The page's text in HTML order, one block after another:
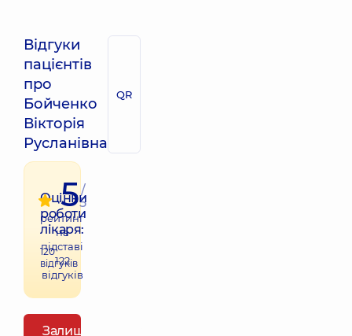
Відгуки
пацієнтів
про
Бойченко
Вікторія
Русланівна
QR
Оцінки
роботи
лікаря:
120
відгуків
5/
5
рейтинг
на
підставі
122
відгуків
Залишити відгук